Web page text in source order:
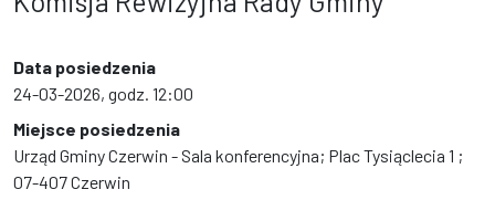
Data posiedzenia
24-03-2026, godz. 12:00
Miejsce posiedzenia
Urząd Gminy Czerwin - Sala konferencyjna; Plac Tysiąclecia 1 ;
07-407 Czerwin